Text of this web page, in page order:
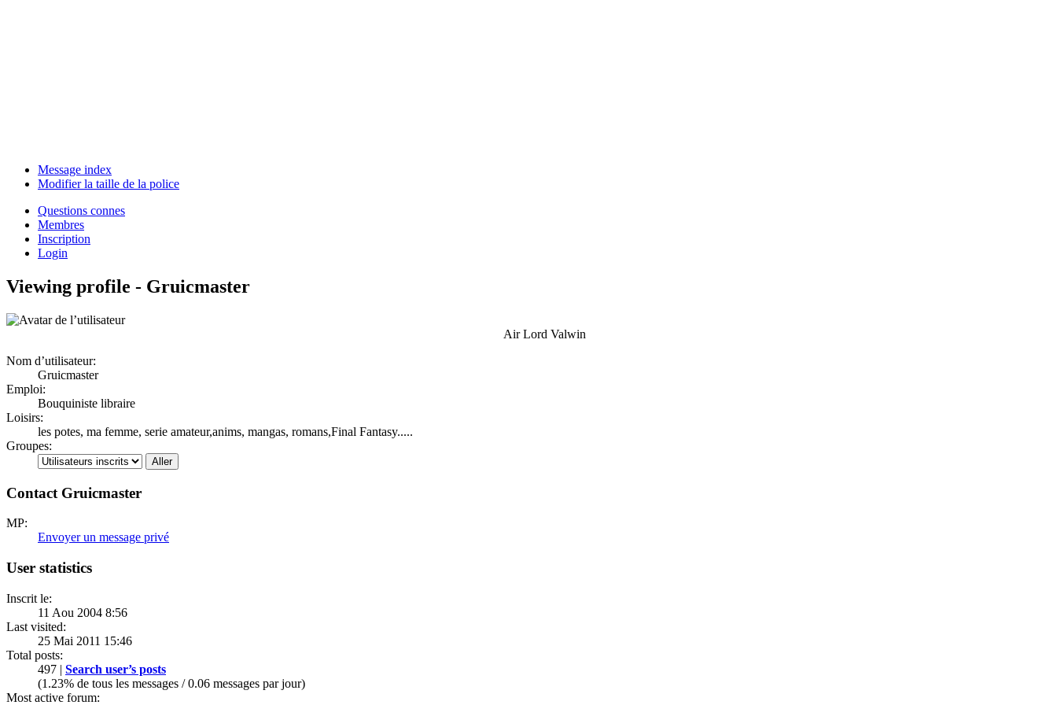
Message index
Modifier la taille de la police
Questions connes
Membres
Inscription
Login
Viewing profile - Gruicmaster
Air Lord Valwin
Nom d’utilisateur:
Gruicmaster
Emploi:
Bouquiniste libraire
Loisirs:
les potes, ma femme, serie amateur,anims, mangas, romans,Final Fantasy.....
Groupes:
Contact Gruicmaster
MP:
Envoyer un message privé
User statistics
Inscrit le:
11 Aou 2004 8:56
Last visited:
25 Mai 2011 15:46
Total posts:
497 | Search user’s posts
(1.23% de tous les messages / 0.06 messages par jour)
Most active forum: